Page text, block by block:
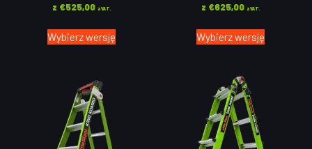
z €525,00 z VAT.
Wybierz wersję
z €625,00 z VAT.
Wybierz wersję